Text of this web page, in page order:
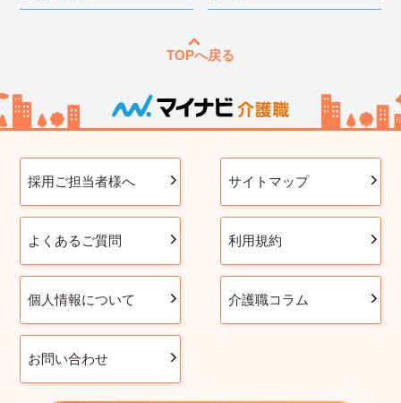
TOPへ戻る
採用ご担当者様へ サイトマップ
よくあるご質問 利用規約
個人情報について 介護職コラム
お問い合わせ